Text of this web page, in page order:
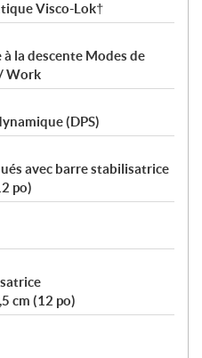
Visco-Lok†
la descente Modes de
Work
(DPS)
avec barre stabilisatrice
po)
cm (12 po)